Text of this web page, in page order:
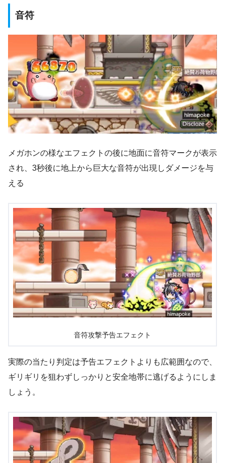
音符
メガホンの様なエフェクトの後に地面に音符マークが表示
され、3秒後に地上から巨大な音符が出現しダメージを与
える
音符攻撃予告エフェクト
実際の当たり判定は予告エフェクトよりも広範囲なので、
ギリギリを狙わずしっかりと安全地帯に逃げるようにしま
しょう。